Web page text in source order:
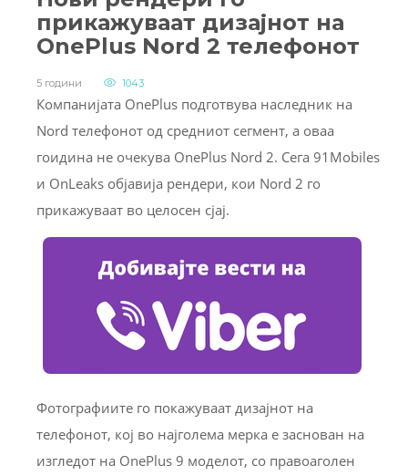
прикажуваат дизајнот на
OnePlus Nord 2 телефонот
5 години 1043
Компанијата OnePlus подготвува наследник на
Nord телефонот од средниот сегмент, а оваа
гоидина не очекува OnePlus Nord 2. Сега 91Mobiles
и OnLeaks објавија рендери, кои Nord 2 го
прикажуваат во целосен сјај.
Фотографиите го покажуваат дизајнот на
телефонот, кој во најголема мерка е заснован на
изгледот на OnePlus 9 моделот, со правоаголен